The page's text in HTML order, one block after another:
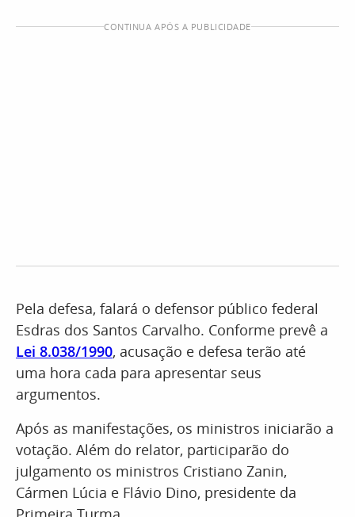
CONTINUA APÓS A PUBLICIDADE
Pela defesa, falará o defensor público federal
Esdras dos Santos Carvalho. Conforme prevê a
Lei 8.038/1990, acusação e defesa terão até
uma hora cada para apresentar seus
argumentos.
Após as manifestações, os ministros iniciarão a
votação. Além do relator, participarão do
julgamento os ministros Cristiano Zanin,
Cármen Lúcia e Flávio Dino, presidente da